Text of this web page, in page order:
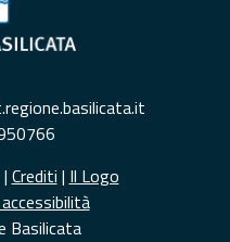
| Crediti | Il Logo
Basilicata